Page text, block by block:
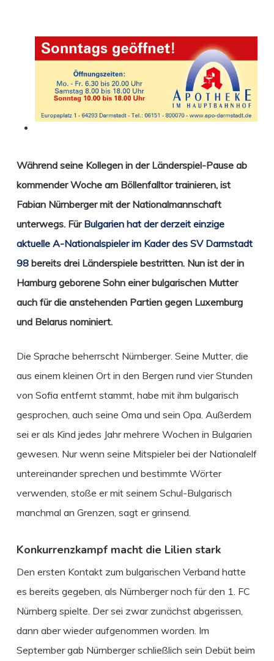
Während seine Kollegen in der Länderspiel-Pause ab
kommender Woche am Böllenfalltor trainieren, ist
Fabian Nürnbergermit der Nationalmannschaft
unterwegs. Für Bulgarien hat der derzeit einzige
aktuelle A-Nationalspieler im Kader des SV Darmstadt
98bereits drei Länderspiele bestritten. Nun ist der in
Hamburg geborene Sohn einer bulgarischen Mutter
auch für die anstehenden Partien gegen Luxemburg
und Belarus nominiert.
Die Sprache beherrscht Nürnberger. Seine Mutter, die
aus einem kleinen Ort in den Bergen rund vier Stunden
von Sofia entfernt stammt, habe mit ihm bulgarisch
gesprochen, auch seine Oma und sein Opa. Außerdem
sei er als Kind jedes Jahr mehrere Wochen in Bulgarien
gewesen. Nur wenn seine Mitspieler bei der Nationalelf
untereinander sprechen und bestimmte Wörter
verwenden, stoße er mit seinem Schul-Bulgarisch
manchmal an Grenzen, sagt er grinsend.
Konkurrenzkampf macht die Lilien stark
Den ersten Kontakt zum bulgarischen Verband hatte
es bereits gegeben, als Nürnberger noch für den 1. FC
Nürnberg spielte. Der sei zwar zunächst abgerissen,
dann aber wieder aufgenommen worden. Im
September gab Nürnberger schließlich sein Debüt beim